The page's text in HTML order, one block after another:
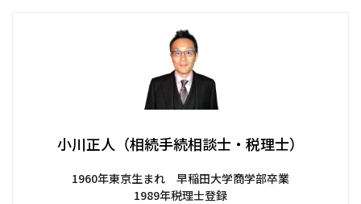
小川正人（相続手続相談士・税理士）
1960年東京生まれ 早稲田大学商学部卒業
1989年税理士登録